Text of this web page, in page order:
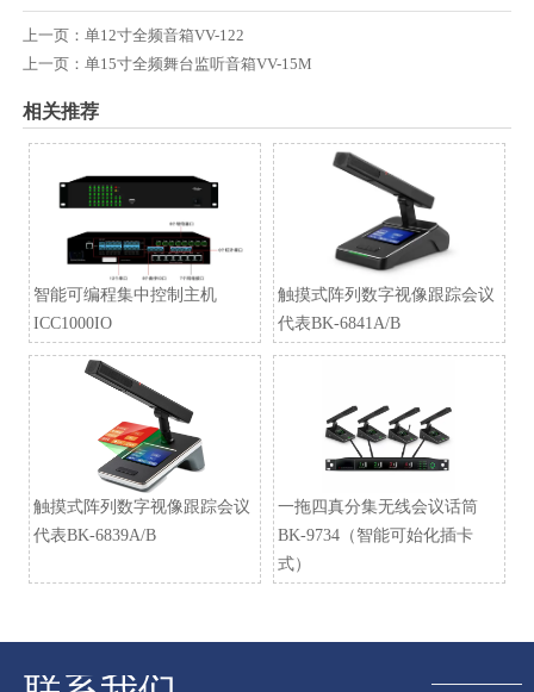
上一页： 单12寸全频音箱VV-122
上一页： 单15寸全频舞台监听音箱VV-15M
相关推荐
智能可编程集中控制主机
ICC1000IO
触摸式阵列数字视像跟踪会议
代表BK-6841A/B
触摸式阵列数字视像跟踪会议
代表BK-6839A/B
一拖四真分集无线会议话筒
BK-9734（智能可始化插卡
式）